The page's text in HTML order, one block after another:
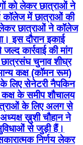
को लेकर छात्राओं ने
कॉलेज में छात्राओं की
छात्राओं ने कॉलेज
इस दौरान इकाई
कार्रवाई की मांग
चुनाव शीघ्र
कक्ष (कॉमन रूम)
लिए सेनेटरी नैपकिन
के समीप शौचालय
के लिए अलग से
ख़ुशी चौहान ने
से जुड़ी हैं।
निर्णय लेकर